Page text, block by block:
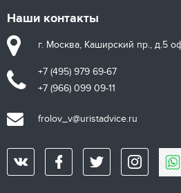
Наши контакты
г. Москва, Каширский пр., д.5
+7 (495) 979 69-67
+7 (966) 099 09-11
frolov_v@uristadvice.ru